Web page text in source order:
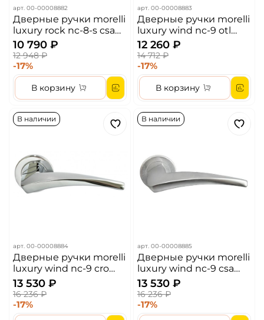
арт. 00-00008882
Дверные ручки morelli
luxury rock nc-8-s csa
цвет - матовый хром
10 790 ₽
12 948 ₽
-17%
В корзину
арт. 00-00008883
Дверные ручки morelli
luxury wind nc-9 otl
цвет - золото
12 260 ₽
14 712 ₽
-17%
В корзину
В наличии
арт. 00-00008884
Дверные ручки morelli
luxury wind nc-9 cro
цвет - хром
13 530 ₽
16 236 ₽
-17%
В наличии
арт. 00-00008885
Дверные ручки morelli
luxury wind nc-9 csa
цвет - матовый хром
13 530 ₽
16 236 ₽
-17%